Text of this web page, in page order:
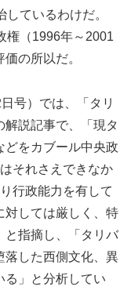
ているわけだ。
権（1996年～2001
の所以だ。
号）では、「タリ
説記事で、「現タ
どをカブール中央政
それさえできなか
行政能力を有して
対しては厳しく、特
と指摘し、「タリバ
落した西側文化、異
る」と分析してい